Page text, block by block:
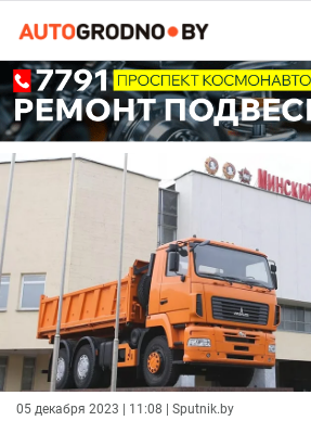
05 декабря 2023 | 11:08 | Sputnik.by